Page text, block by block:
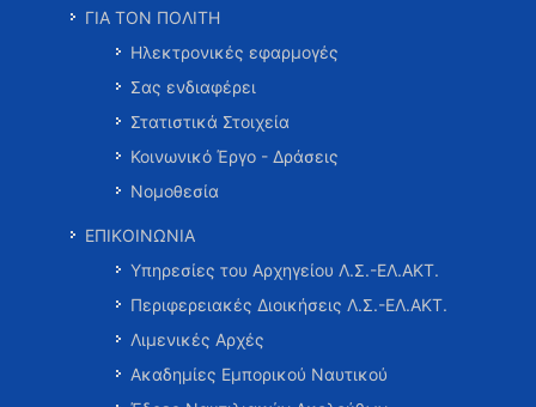
ΓΙΑ ΤΟΝ ΠΟΛΙΤΗ
Ηλεκτρονικές εφαρμογές
Σας ενδιαφέρει
Στατιστικά Στοιχεία
Κοινωνικό Έργο - Δράσεις
Νομοθεσία
ΕΠΙΚΟΙΝΩΝΙΑ
Υπηρεσίες του Αρχηγείου Λ.Σ.-ΕΛ.ΑΚΤ.
Περιφερειακές Διοικήσεις Λ.Σ.-ΕΛ.ΑΚΤ.
Λιμενικές Αρχές
Ακαδημίες Εμπορικού Ναυτικού